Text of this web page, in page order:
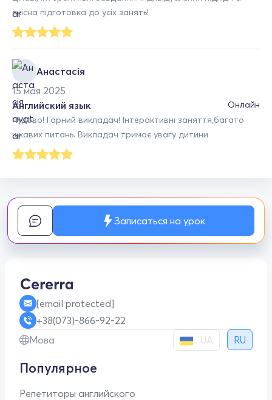
якісна підготовка до усіх занять!
Анастасія
15 мая 2025
Онлайн
Английский язык
Чудово! Гарний викладач! Інтерактивні заняття,багато
цікавих питань. Викладач тримає увагу дитини
Записаться на урок
[email protected]
+38(073)-866-92-22
Мова
UA RU
Популярное
Репетиторы английского